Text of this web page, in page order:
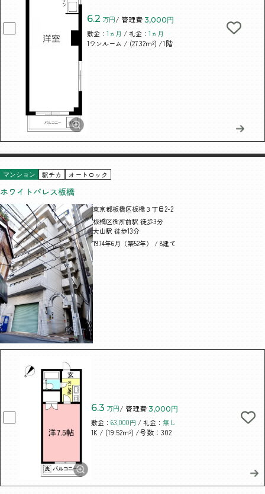
6.2 万円/ 管理費 3,000円
敷金： 1ヵ月 / 礼金： 1ヵ月
1ワンルーム / (27.32m²) /1階
マンション 駅チカ オートロック
ホワイトパレス板橋
東京都板橋区板橋３丁目2-2
板橋区役所前駅 徒歩3分
大山駅 徒歩13分
1974年6月（築52年） / 8建て
6.3 万円/ 管理費 3,000円
敷金：63,000円 / 礼金： 無し
1K / (19.52m²) /号数：302